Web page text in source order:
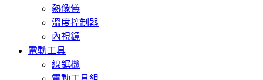
熱像儀
溫度控制器
內視鏡
電動工具
線鋸機